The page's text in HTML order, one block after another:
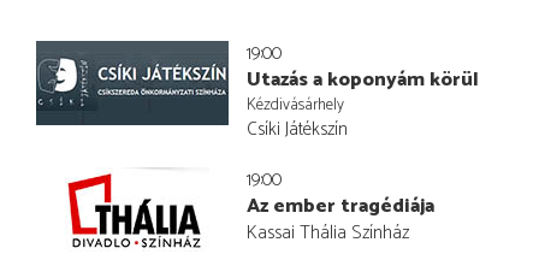
19:00
Utazás a koponyám körül
Kézdivásárhely
Csíki Játékszín
19:00
Az ember tragédiája
Kassai Thália Színház